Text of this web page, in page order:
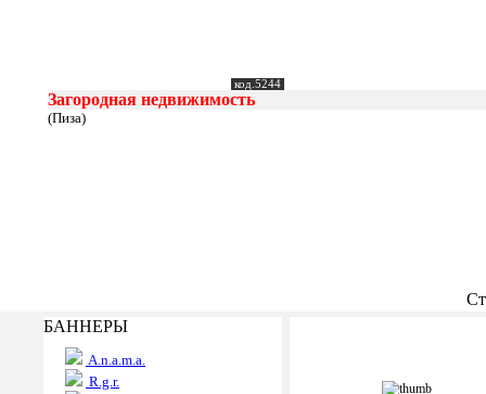
код.5244
Загородная недвижимость
(Пиза)
БАННЕРЫ
A.n.a.m.a.
R.g.r.